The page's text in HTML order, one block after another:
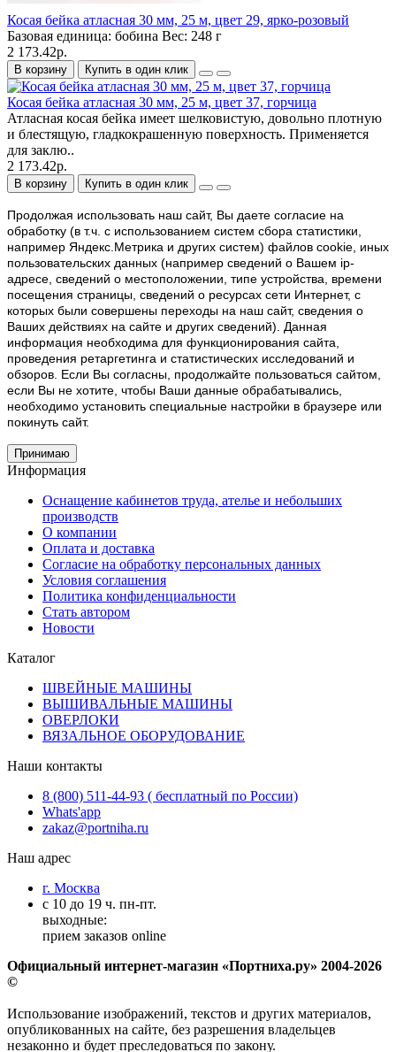
Косая бейка атласная 30 мм, 25 м, цвет 29, ярко-розовый
Базовая единица: бобина Вес: 248 г
2 173.42р.
В корзину Купить в один клик
Косая бейка атласная 30 мм, 25 м, цвет 37, горчица
Атласная косая бейка имеет шелковистую, довольно плотную
и блестящую, гладкокрашенную поверхность. Применяется
для заклю..
2 173.42р.
В корзину Купить в один клик
Продолжая использовать наш cайт, Вы даете согласие на
обработку (в т.ч. с использованием систем сбора статистики,
например Яндекс.Метрика и других систем) файлов cookie, иных
пользовательских данных (например сведений о Вашем ip-
адресе, сведений о местоположении, типе устройства, времени
посещения страницы, сведений о ресурсах сети Интернет, с
которых были совершены переходы на наш сайт, сведения о
Ваших действиях на сайте и других сведений). Данная
информация необходима для функционирования сайта,
проведения ретаргетинга и статистических исследований и
обзоров. Если Вы согласны, продолжайте пользоваться сайтом,
если Вы не хотите, чтобы Ваши данные обрабатывались,
необходимо установить специальные настройки в браузере или
покинуть сайт.
Принимаю
Информация
Оснащение кабинетов труда, ателье и небольших
производств
О компании
Оплата и доставка
Согласие на обработку персональных данных
Условия соглашения
Политика конфиденциальности
Стать автором
Новости
Каталог
ШВЕЙНЫЕ МАШИНЫ
ВЫШИВАЛЬНЫЕ МАШИНЫ
ОВЕРЛОКИ
ВЯЗАЛЬНОЕ ОБОРУДОВАНИЕ
Наши контакты
8 (800) 511-44-93 ( бесплатный по России)
Whats'app
zakaz@portniha.ru
Наш адрес
г. Москва
с 10 до 19 ч. пн-пт.
выходные:
прием заказов online
Официальный интернет-магазин «Портниха.ру» 2004-2026
©
Использование изображений, текстов и других материалов,
опубликованных на сайте, без разрешения владельцев
незаконно и будет преследоваться по закону.